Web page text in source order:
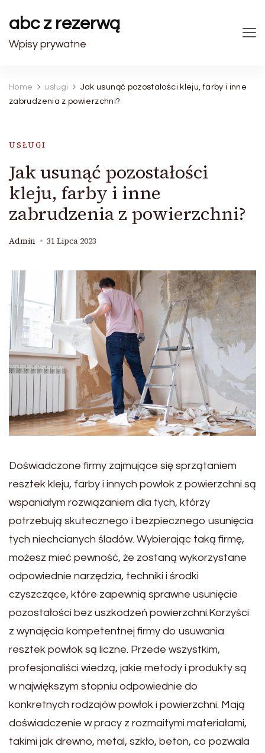
abc z rezerwą
Wpisy prywatne
Home usługi
Jak usunąć pozostałości kleju, farby i inne
zabrudzenia z powierzchni?
USŁUGI
Jak usunąć pozostałości
kleju, farby i inne
zabrudzenia z powierzchni?
Admin 31 Lipca 2023
Doświadczone firmy zajmujące się sprzątaniem
resztek kleju, farby i innych powłok z powierzchni są
wspaniałym rozwiązaniem dla tych, którzy
potrzebują skutecznego i bezpiecznego usunięcia
tych niechcianych śladów. Wybierając taką firmę,
możesz mieć pewność, że zostaną wykorzystane
odpowiednie narzędzia, techniki i środki
czyszczące, które zapewnią sprawne usunięcie
pozostałości bez uszkodzeń powierzchni.Korzyści
z wynajęcia kompetentnej firmy do usuwania
resztek powłok są liczne. Przede wszystkim,
profesjonaliści wiedzą, jakie metody i produkty są
w największym stopniu odpowiednie do
konkretnych rodzajów powłok i powierzchni. Mają
doświadczenie w pracy z rozmaitymi materiałami,
takimi jak drewno, metal, szkło, beton, co pozwala